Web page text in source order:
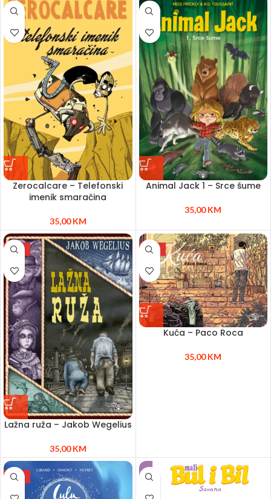
Zerocalcare – Telefonski
imenik smaračina
35,00KM
Animal Jack 1 – Srce šume
35,00KM
NEW
Lažna ruža – Jakob Wegelius
35,00KM
NEW
Kuća – Paco Roca
35,00KM
NEW